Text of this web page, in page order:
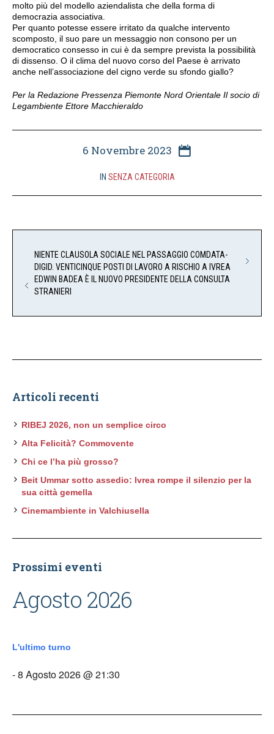
molto più del modello aziendalista che della forma di
democrazia associativa.
Per quanto potesse essere irritato da qualche intervento
scomposto, il suo pare un messaggio non consono per un
democratico consesso in cui è da sempre prevista la possibilità
di dissenso. O il clima del nuovo corso del Paese è arrivato
anche nell’associazione del cigno verde su sfondo giallo?
Per la Redazione Pressenza Piemonte Nord Orientale Il socio di
Legambiente Ettore Macchieraldo
6 Novembre 2023
IN SENZA CATEGORIA
NIENTE CLAUSOLA SOCIALE NEL PASSAGGIO COMDATA-
DIGID. VENTICINQUE POSTI DI LAVORO A RISCHIO A IVREA
EDWIN BADEA È IL NUOVO PRESIDENTE DELLA CONSULTA
STRANIERI
Articoli recenti
RIBEJ 2026, non un semplice circo
Alta Felicità? Commovente
Chi ce l’ha più grosso?
Beit Ummar sotto assedio: Ivrea rompe il silenzio per la
sua città gemella
Cinemambiente in Valchiusella
Prossimi eventi
Agosto 2026
L'ultimo turno
- 8 Agosto 2026 @ 21:30